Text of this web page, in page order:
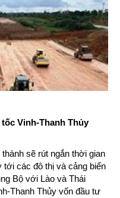
Vinh-Thanh Thủy
sẽ rút ngắn thời gian
các đô thị và cảng biển
Bộ với Lào và Thái
Thanh Thủy vốn đầu tư